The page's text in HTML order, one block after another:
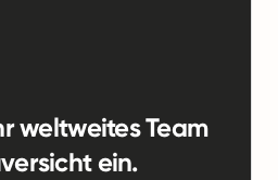
weltweites Team
ein.